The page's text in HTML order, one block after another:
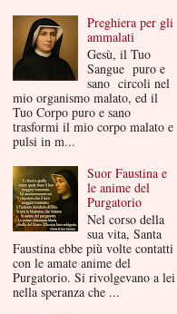
Preghiera per gli
ammalati
Gesù, il Tuo
Sangue puro e
sano circoli nel
mio organismo malato, ed il
Tuo Corpo puro e sano
trasformi il mio corpo malato e
pulsi in m...
Suor Faustina e
le anime del
Purgatorio
Nel corso della
sua vita, Santa
Faustina ebbe più volte contatti
con le amate anime del
Purgatorio. Si rivolgevano a lei
nella speranza che ...